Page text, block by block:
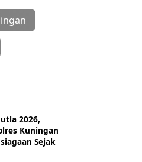
2026,
Kuningan
Sejak